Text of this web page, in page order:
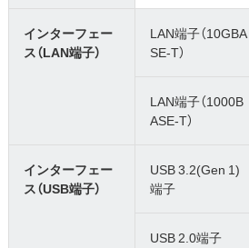
インターフェー
ス（LAN端子）
LAN端子（10GBA
SE-T）
LAN端子（1000B
ASE-T）
インターフェー
ス（USB端子）
USB 3.2(Gen 1)
端子
USB 2.0端子